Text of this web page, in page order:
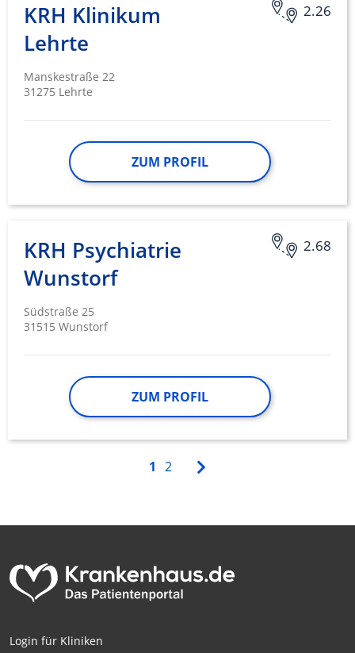
2.26
KRH Klinikum
Lehrte
Manskestraße 22
31275 Lehrte
ZUM PROFIL
2.68
KRH Psychiatrie
Wunstorf
Südstraße 25
31515 Wunstorf
ZUM PROFIL
1 2
Login für Kliniken